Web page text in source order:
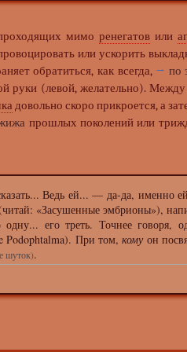
мимо ренегатовили
или ускорить
обратиться, как всегда, → по
руки (левой, желательно).
довольно скоро прикроется, а
прошлых поколений или
Ведь ей... — да-да, именно
«Засушенные эмбрионы»),
его треть. Точнее говоря,
Podophtalma). При том,комуон
шуток).